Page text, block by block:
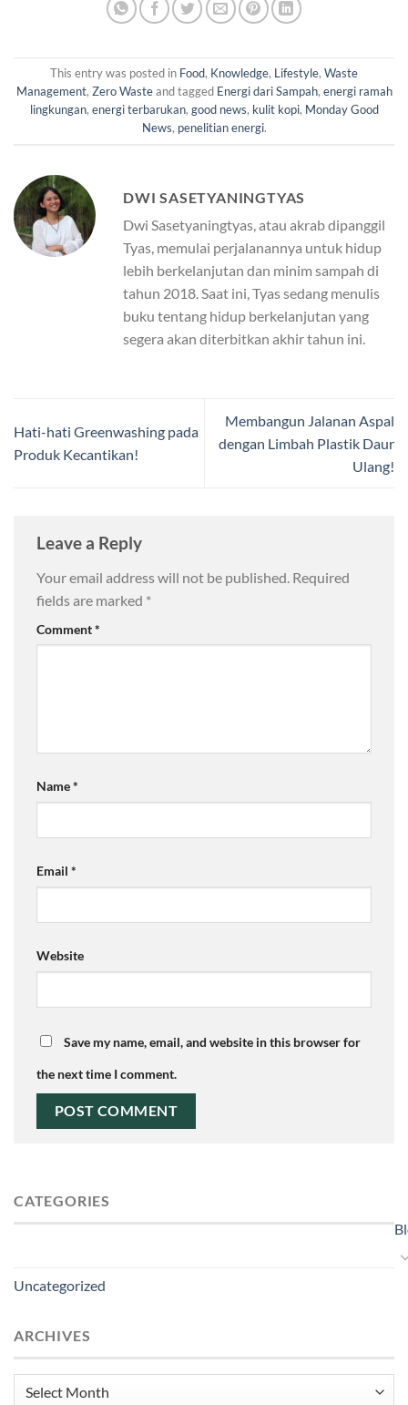
This entry was posted in Food, Knowledge, Lifestyle, Waste
Management, Zero Wasteand tagged Energi dari Sampah, energi ramah
lingkungan, energi terbarukan, good news, kulit kopi, Monday Good
News, penelitian energi.
DWI SASETYANINGTYAS
Dwi Sasetyaningtyas, atau akrab dipanggil
Tyas, memulai perjalanannya untuk hidup
lebih berkelanjutan dan minim sampah di
tahun 2018. Saat ini, Tyas sedang menulis
buku tentang hidup berkelanjutan yang
segera akan diterbitkan akhir tahun ini.
Hati-hati Greenwashing pada
Produk Kecantikan!
Membangun Jalanan Aspal
dengan Limbah Plastik Daur
Ulang!
Leave a Reply
Your email address will not be published. Required
fields are marked *
Comment*
Name*
Email *
Website
Save my name, email, and website in this browser for
the next time I comment.
CATEGORIES
Uncategorized
ARCHIVES
Archives